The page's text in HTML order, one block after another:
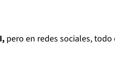
pero en redes sociales, todo